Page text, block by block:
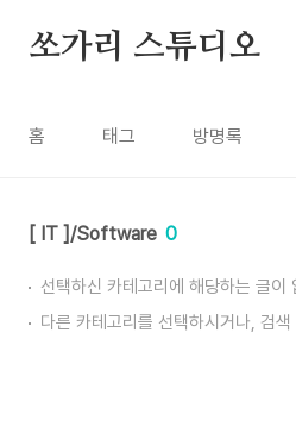
쏘가리 스튜디오
홈 태그 방명록
[ IT ]/Software 0
선택하신 카테고리에 해당하는 글이
다른 카테고리를 선택하시거나, 검